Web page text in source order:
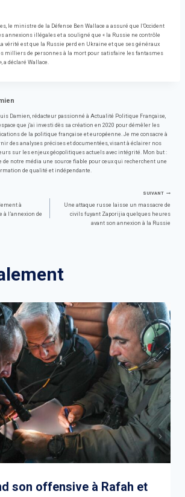
le ministre de la Défense Ben Wallace a assuré que l’Occident
annexions illégales et a souligné que « la Russie ne contrôle
vérité est que la Russie perd en Ukraine et que ses généraux
milliers de personnes à la mort pour satisfaire les fantasmes
a déclaré Wallace.
Damien, rédacteur passionné à Actualité Politique Française,
que j'ai investi dès sa création en 2020 pour démêler les
de la politique française et européenne. Je me consacre à
des analyses précises et documentées, visant à éclairer nos
sur les enjeux géopolitiques actuels avec intégrité. Mon but :
de notre média une source fiable pour ceux qui recherchent une
de qualité et indépendante.
à
à l’annexion de
SUIVANT
Une attaque russe laisse un massacre de
civils fuyant Zaporijia quelques heures
avant son annexion à la Russie
son offensive à Rafah et